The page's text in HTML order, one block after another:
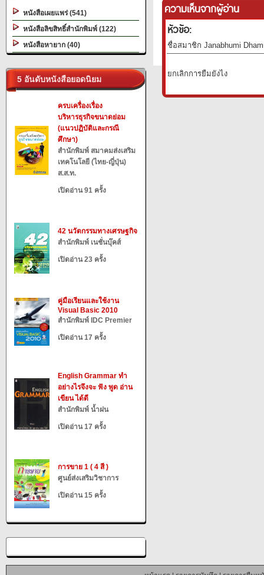
หนังสือเผยแพร่ (541)
หนังสือลิขสิทธิ์สำนักพิมพ์ (122)
หนังสือหายาก (40)
5 อันดับหนังสือยอดนิยม
ครบเครื่องเรื่อง
บริหารธุรกิจขนาดย่อม
(แนวปฏิบัติและกรณี
ศึกษา)
สำนักพิมพ์ สมาคมส่งเสริม
เทคโนโลยี (ไทย-ญี่ปุ่น)
ส.ส.ท.
เปิดอ่าน 91 ครั้ง
42 นวัตกรรมทางเศรษฐกิจ
สำนักพิมพ์ เนชั่นบุ๊คส์
เปิดอ่าน 23 ครั้ง
คู่มือเรียนและใช้งาน
Visual Basic 2010
สำนักพิมพ์ IDC Premier
เปิดอ่าน 17 ครั้ง
English Grammar ทำ
อย่างไรจึงจะ ฟัง พูด อ่าน
เขียน ได้ดี
สำนักพิมพ์ น้ำฝน
เปิดอ่าน 17 ครั้ง
การขาย 1 ( 4 สี )
ศูนย์ส่งเสริมวิชาการ
เปิดอ่าน 15 ครั้ง
ความเห็นจากผู้อ่าน
หัวข้อ:
ชื่อสมาชิก Janabhumi
ยกเลิกการยืมยังไง